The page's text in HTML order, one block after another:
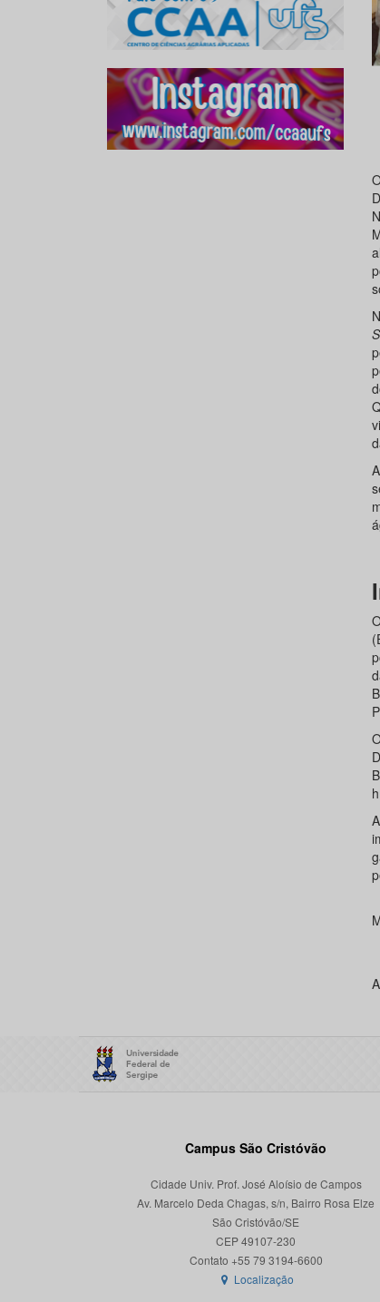
Campus São Cristóvão
Cidade Univ. Prof. José Aloísio de Campos
Av. Marcelo Deda Chagas, s/n, Bairro Rosa Elze
São Cristóvão/SE
CEP 49107-230
Localização